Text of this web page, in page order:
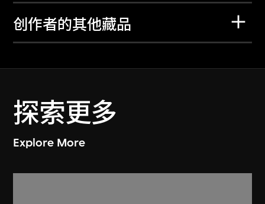
创作者的其他藏品
探索更多
Explore More